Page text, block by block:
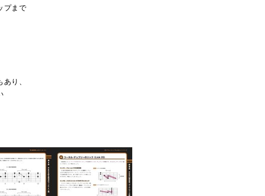
プまで
り、